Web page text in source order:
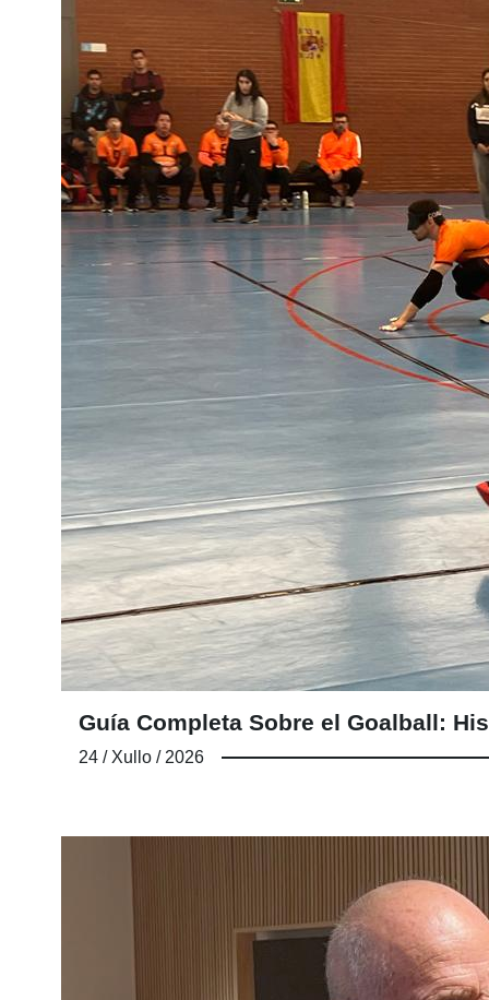
Guía Completa Sobre el Goalball:
24 / Xullo / 2026